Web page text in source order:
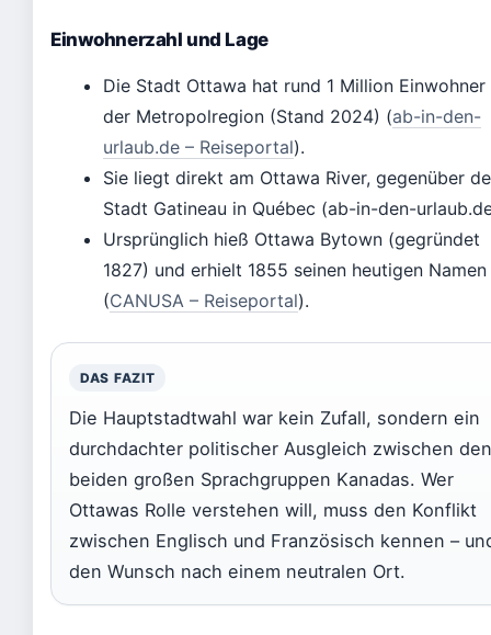
Einwohnerzahl und Lage
Die Stadt Ottawa hat rund 1 Million Einwohner
der Metropolregion (Stand 2024) (ab-in-den-
urlaub.de – Reiseportal).
Sie liegt direkt am Ottawa River, gegenüber
Stadt Gatineau in Québec (ab-in-den-
Ursprünglich hieß Ottawa Bytown (gegründet
1827) und erhielt 1855 seinen heutigen Namen
(CANUSA – Reiseportal).
DAS FAZIT
Die Hauptstadtwahl war kein Zufall, sondern ein
durchdachter politischer Ausgleich zwischen den
beiden großen Sprachgruppen Kanadas. Wer
Ottawas Rolle verstehen will, muss den Konflikt
zwischen Englisch und Französisch kennen –
den Wunsch nach einem neutralen Ort.